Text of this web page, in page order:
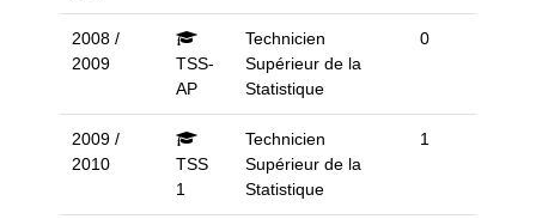
2008 /
2009
TSS-
AP
Technicien
Supérieur de la
Statistique
0
2009 /
2010
TSS
1
Technicien
Supérieur de la
Statistique
1